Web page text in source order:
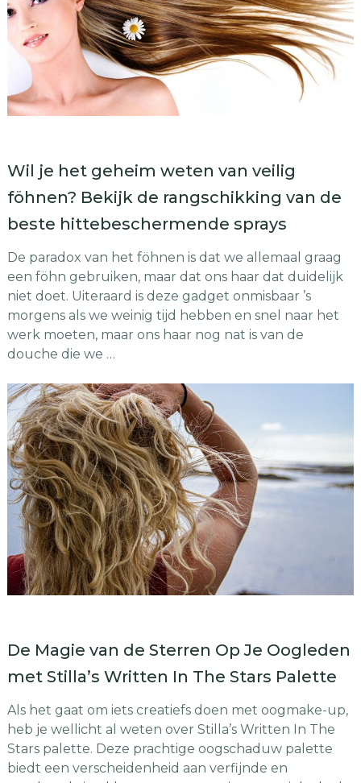
Wil je het geheim weten van veilig
föhnen? Bekijk de rangschikking van de
beste hittebeschermende sprays
De paradox van het föhnen is dat we allemaal graag
een föhn gebruiken, maar dat ons haar dat duidelijk
niet doet. Uiteraard is deze gadget onmisbaar ’s
morgens als we weinig tijd hebben en snel naar het
werk moeten, maar ons haar nog nat is van de
douche die we …
De Magie van de Sterren Op Je Oogleden
met Stilla’s Written In The Stars Palette
Als het gaat om iets creatiefs doen met oogmake-up,
heb je wellicht al weten over Stilla’s Written In The
Stars palette. Deze prachtige oogschaduw palette
biedt een verscheidenheid aan verfijnde en